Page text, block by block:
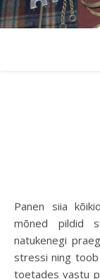
Panen siia kõikidele naistele tänase naistepäeva puhul
mõned pildid
natukenegi
stressi ning
toetades vastu